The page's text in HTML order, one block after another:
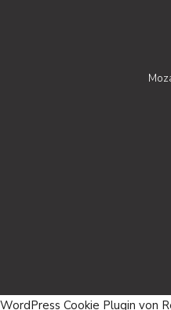
WordPress Cookie Plugin von